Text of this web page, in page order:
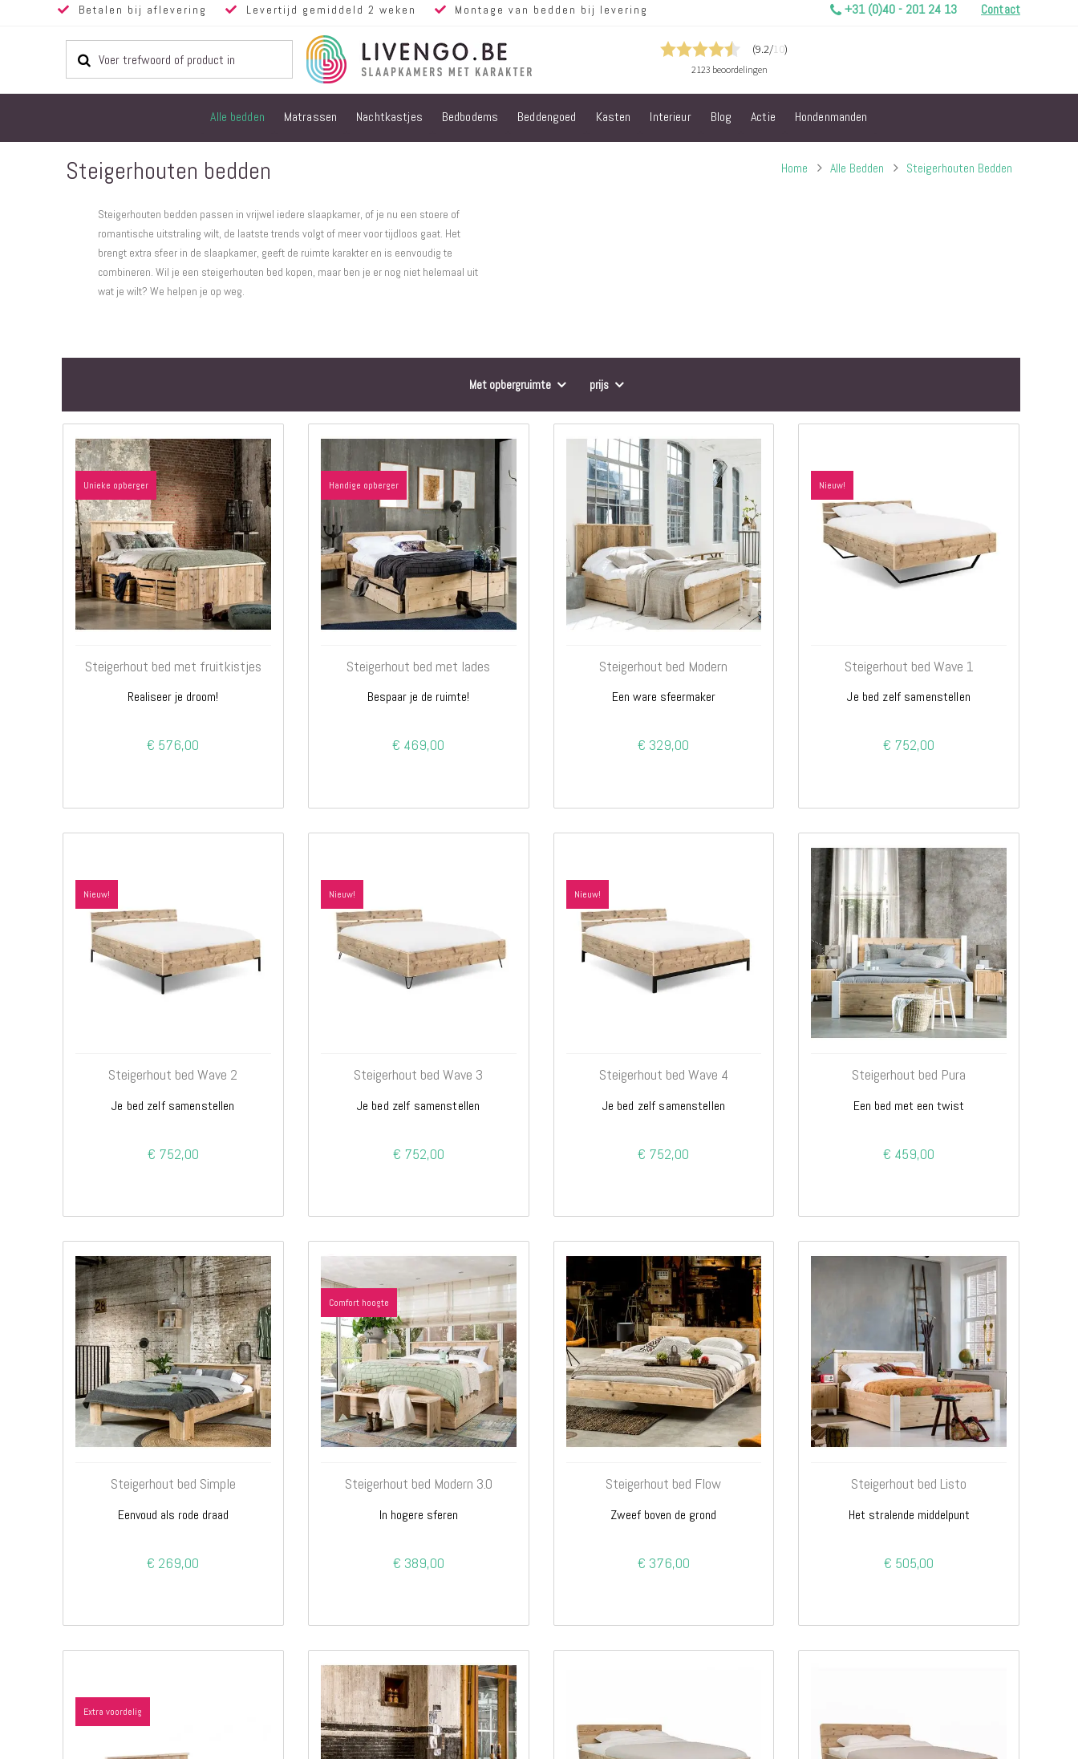
Betalen bij aflevering Levertijd gemiddeld 2 weken Montage van bedden bij levering +31 (0)40 - 201 24 13 Contact
Alle bedden
Steigerhouten
Matrassen
Comfort Plus
Nachtkastjes
lattenbodems
lattenbodems
Beddengoed
Dekbedden
Hoofdkussens
Dekbedovertrekken
Actie
Alle bedden Matrassen Nachtkastjes Bedbodems Beddengoed Kasten Interieur Blog Actie Hondenmanden
Steigerhouten bedden Home Alle Bedden Steigerhouten Bedden
Steigerhouten bedden passen in vrijwel iedere slaapkamer, of je nu een stoere of
romantische uitstraling wilt, de laatste trends volgt of meer voor tijdloos gaat. Het
brengt extra sfeer in de slaapkamer, geeft de ruimte karakter en is eenvoudig te
combineren. Wil je een steigerhouten bed kopen, maar ben je er nog niet helemaal uit
wat je wilt? We helpen je op weg.
Met opbergruimte prijs
Unieke opberger
Steigerhout bed met fruitkistjes
Realiseer je droom!
€ 576,00
Handige opberger
Steigerhout bed met lades
Bespaar je de ruimte!
€ 469,00
Steigerhout bed Modern
Een ware sfeermaker
€ 329,00
Nieuw!
Steigerhout bed Wave 1
Je bed zelf samenstellen
€ 752,00
Nieuw!
Steigerhout bed Wave 2
Je bed zelf samenstellen
€ 752,00
Nieuw!
Steigerhout bed Wave 3
Je bed zelf samenstellen
€ 752,00
Nieuw!
Steigerhout bed Wave 4
Je bed zelf samenstellen
€ 752,00
Steigerhout bed Pura
Een bed met een twist
€ 459,00
Steigerhout bed Simple
Eenvoud als rode draad
€ 269,00
Comfort hoogte
Steigerhout bed Modern 3.0
In hogere sferen
€ 389,00
Steigerhout bed Flow
Zweef boven de grond
€ 376,00
Steigerhout bed Listo
Het stralende middelpunt
€ 505,00
Extra voordelig